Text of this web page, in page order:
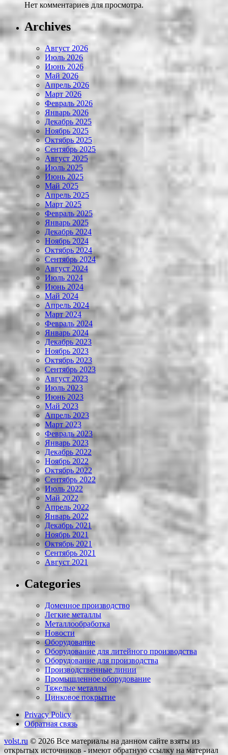
Нет комментариев для просмотра.
Archives
Август 2026
Июль 2026
Июнь 2026
Май 2026
Апрель 2026
Март 2026
Февраль 2026
Январь 2026
Декабрь 2025
Ноябрь 2025
Октябрь 2025
Сентябрь 2025
Август 2025
Июль 2025
Июнь 2025
Май 2025
Апрель 2025
Март 2025
Февраль 2025
Январь 2025
Декабрь 2024
Ноябрь 2024
Октябрь 2024
Сентябрь 2024
Август 2024
Июль 2024
Июнь 2024
Май 2024
Апрель 2024
Март 2024
Февраль 2024
Январь 2024
Декабрь 2023
Ноябрь 2023
Октябрь 2023
Сентябрь 2023
Август 2023
Июль 2023
Июнь 2023
Май 2023
Апрель 2023
Март 2023
Февраль 2023
Январь 2023
Декабрь 2022
Ноябрь 2022
Октябрь 2022
Сентябрь 2022
Июль 2022
Май 2022
Апрель 2022
Январь 2022
Декабрь 2021
Ноябрь 2021
Октябрь 2021
Сентябрь 2021
Август 2021
Categories
Доменное производство
Легкие металлы
Металлообработка
Новости
Оборудование
Оборудование для литейного производства
Оборудование для производства
Производственные линии
Промышленное оборудование
Тяжелые металлы
Цинковое покрытие
Privacy Policy
Обратная связь
volst.ru © 2026 Все материалы на данном сайте взяты из
открытых источников - имеют обратную ссылку на материал